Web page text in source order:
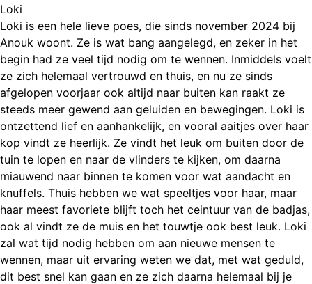
Loki
Loki is een hele lieve poes, die sinds november 2024 bij
Anouk woont. Ze is wat bang aangelegd, en zeker in het
begin had ze veel tijd nodig om te wennen. Inmiddels voelt
ze zich helemaal vertrouwd en thuis, en nu ze sinds
afgelopen voorjaar ook altijd naar buiten kan raakt ze
steeds meer gewend aan geluiden en bewegingen. Loki is
ontzettend lief en aanhankelijk, en vooral aaitjes over haar
kop vindt ze heerlijk. Ze vindt het leuk om buiten door de
tuin te lopen en naar de vlinders te kijken, om daarna
miauwend naar binnen te komen voor wat aandacht en
knuffels. Thuis hebben we wat speeltjes voor haar, maar
haar meest favoriete blijft toch het ceintuur van de badjas,
ook al vindt ze de muis en het touwtje ook best leuk. Loki
zal wat tijd nodig hebben om aan nieuwe mensen te
wennen, maar uit ervaring weten we dat, met wat geduld,
dit best snel kan gaan en ze zich daarna helemaal bij je